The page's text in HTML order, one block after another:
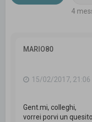
4
MARIO80
15/02/2017, 21:06
Gent.mi, colleghi,
vorrei porvi un